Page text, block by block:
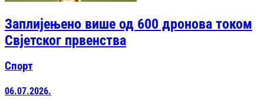
Заплијењено више од 600 дронова током
Свјетског првенства
Спорт
06.07.2026.